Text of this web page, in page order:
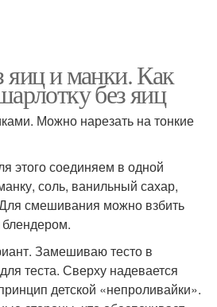
яиц и манки. Как
без яиц
Можно нарезать на тонкие
этого соединяем в одной
соль, ванильный сахар,
смешивания можно взбить
Замешиваю тесто в
теста. Сверху надевается
детской «непроливайки».